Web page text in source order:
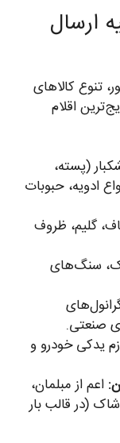
ارسال
تنوع کالاهای
اقلام
(پسته،
ادویه، حبوبات
گلیم، ظروف
سنگ‌های
صنعتی.
یدکی خودرو و
اعم از مبلمان،
(در قالب بار